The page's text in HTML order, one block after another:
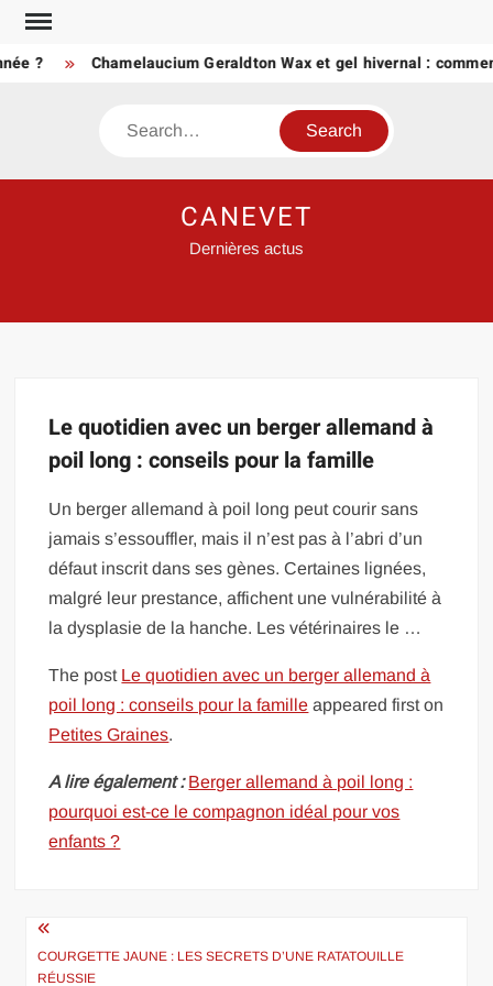
Skip
content
? Chamelaucium Geraldton Wax et gel hivernal :
Search
CANEVET
Dernières actus
Le quotidien avec un berger allemand à
poil long : conseils pour la famille
Un berger allemand à poil long peut courir sans
jamais s’essouffler, mais il n’est pas à l’abri d’un
défaut inscrit dans ses gènes. Certaines lignées,
malgré leur prestance, affichent une vulnérabilité à
la dysplasie de la hanche. Les vétérinaires le …
The post Le quotidien avec un berger allemand à
poil long : conseils pour la famille appeared first on
Petites Graines.
A lire également : Berger allemand à poil long :
pourquoi est-ce le compagnon idéal pour vos
enfants ?
Navigation
de
COURGETTE JAUNE : LES SECRETS D’UNE RATATOUILLE
RÉUSSIE